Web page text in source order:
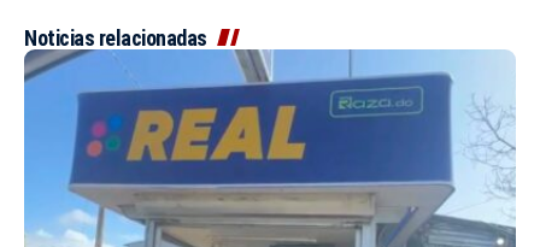
Noticias relacionadas